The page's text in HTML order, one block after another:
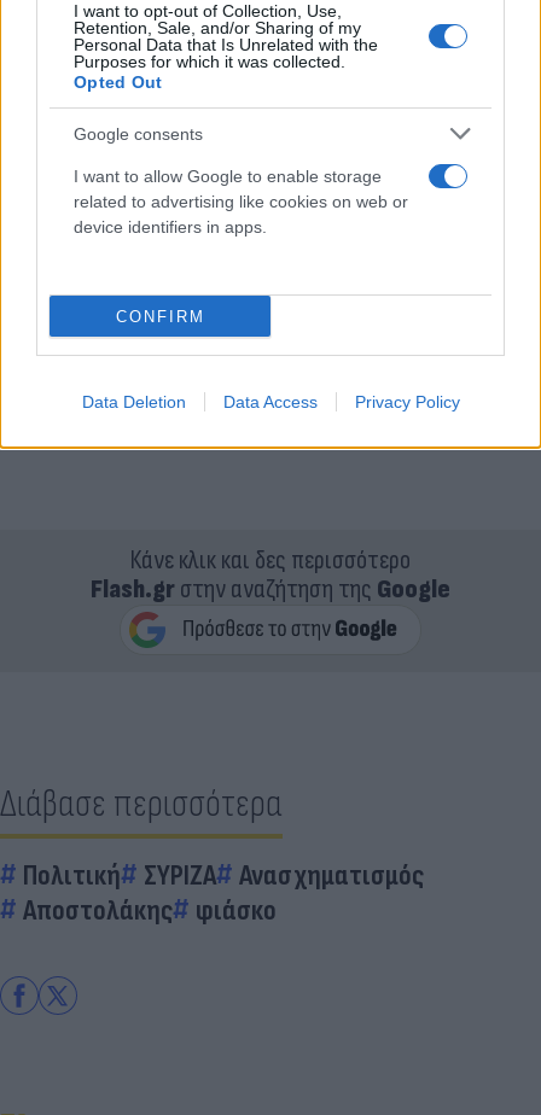
I want to opt-out of Collection, Use,
Retention, Sale, and/or Sharing of my
Personal Data that Is Unrelated with the
Purposes for which it was collected.
Opted Out
Google consents
I want to allow Google to enable storage
related to advertising like cookies on web or
device identifiers in apps.
CONFIRM
Data Deletion Data Access Privacy Policy
Κάνε κλικ και δες περισσότερο
Flash.grστην αναζήτηση της Google
Διάβασε περισσότερα
Πολιτική ΣΥΡΙΖΑ
Ανασχηματισμός
Αποστολάκης
φιάσκο